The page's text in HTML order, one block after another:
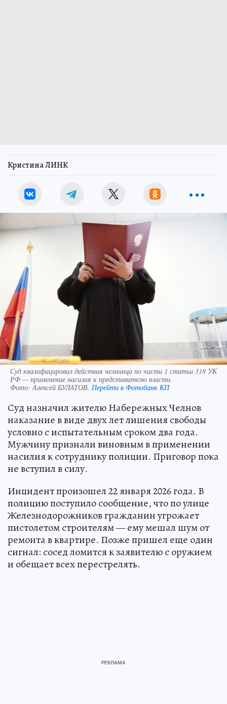
Кристина ЛИНК
Суд квалифицировал действия челнинца по части 1 статьи 318 УК
РФ — применение насилия к представителю власти.
Фото:Алексей БУЛАТОВ. Перейти в Фотобанк КП
Суд назначил жителю Набережных Челнов
наказание в виде двух лет лишения свободы
условно с испытательным сроком два года.
Мужчину признали виновным в применении
насилия к сотруднику полиции. Приговор пока
не вступил в силу.
Инцидент произошел 22 января 2026 года. В
полицию поступило сообщение, что по улице
Железнодорожников гражданин угрожает
пистолетом строителям — ему мешал шум от
ремонта в квартире. Позже пришел еще один
сигнал: сосед ломится к заявителю с оружием
и обещает всех перестрелять.